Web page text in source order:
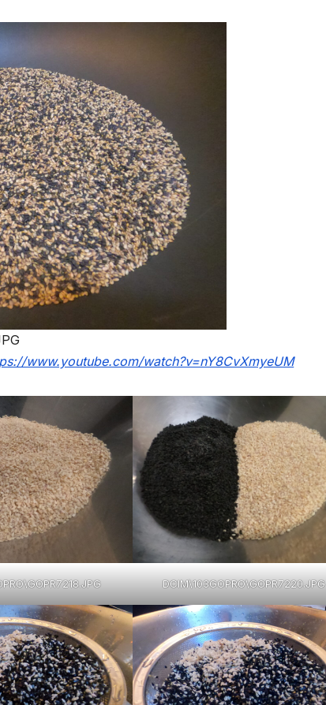
www.youtube.com/watch?v=nY8CvXmyeUM
DCIM\103GOPRO\GOPR7220.JPG